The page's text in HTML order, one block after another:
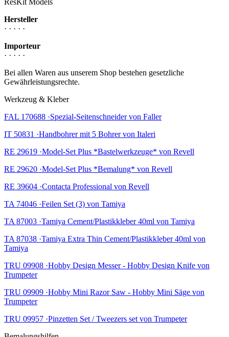
ResKit Models
Hersteller
· · · · ·
Importeur
· · · · ·
Bei allen Waren aus unserem Shop bestehen gesetzliche
Gewährleistungsrechte.
Werkzeug & Kleber
FAL 170688 ·Spezial-Seitenschneider von Faller
IT 50831 ·Handbohrer mit 5 Bohrer von Italeri
RE 29619 ·Model-Set Plus *Bastelwerkzeuge* von Revell
RE 29620 ·Model-Set Plus *Bemalung* von Revell
RE 39604 ·Contacta Professional von Revell
TA 74046 ·Feilen Set (3) von Tamiya
TA 87003 ·Tamiya Cement/Plastikkleber 40ml von Tamiya
TA 87038 ·Tamiya Extra Thin Cement/Plastikkleber 40ml von
Tamiya
TRU 09908 ·Hobby Design Messer - Hobby Design Knife von
Trumpeter
TRU 09909 ·Hobby Mini Razor Saw - Hobby Mini Säge von
Trumpeter
TRU 09957 ·Pinzetten Set / Tweezers set von Trumpeter